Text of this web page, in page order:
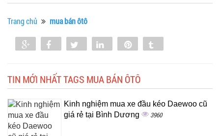
Trang chủ mua bán ôtô
Share Share Tweet Share
TIN MỚI NHẤT TAGS MUA BÁN ÔTÔ
Kinh nghiệm mua xe đầu kéo Daewoo cũ
giá rẻ tại Bình Dương
3960